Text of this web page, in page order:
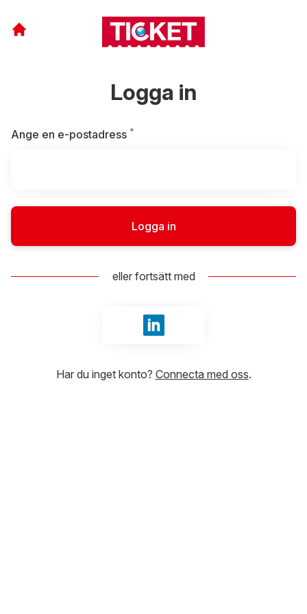
Logga in
Ange en e-postadress *
Logga in
eller fortsätt med
Logga in med LinkedIn
Har du inget konto? Connecta med oss.